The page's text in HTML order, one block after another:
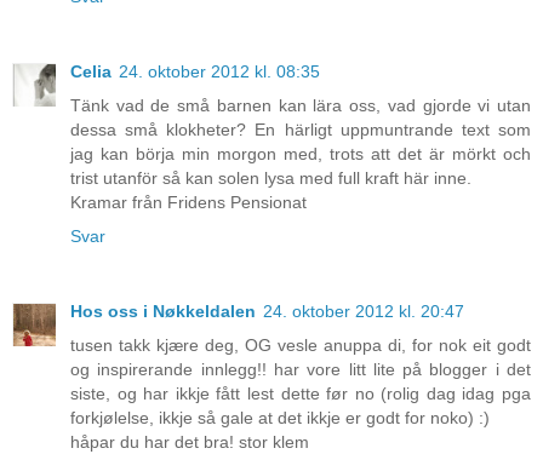
Celia 24. oktober 2012 kl. 08:35
Tänk vad de små barnen kan lära oss, vad gjorde vi utan
dessa små klokheter? En härligt uppmuntrande text som
jag kan börja min morgon med, trots att det är mörkt och
trist utanför så kan solen lysa med full kraft här inne.
Kramar från Fridens Pensionat
Svar
Hos oss i Nøkkeldalen 24. oktober 2012 kl. 20:47
tusen takk kjære deg, OG vesle anuppa di, for nok eit godt
og inspirerande innlegg!! har vore litt lite på blogger i det
siste, og har ikkje fått lest dette før no (rolig dag idag pga
forkjølelse, ikkje så gale at det ikkje er godt for noko) :)
håpar du har det bra! stor klem